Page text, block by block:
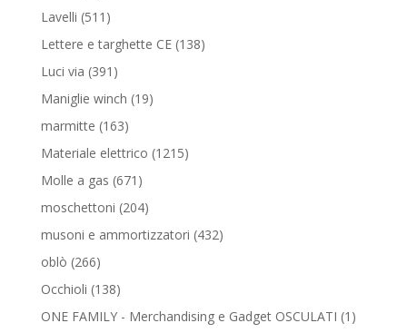
prodotti
Lavelli 511 511
prodotti
Lettere e targhette CE 138138
Luci via 391 391
prodotti
Maniglie winch 1919
marmitte 163163
prodotti
Materiale elettrico 12151215
Molle a gas 671 671
prodotti
moschettoni 204204
prodotti
musoni e ammortizzatori 432432
oblò 266266
prodotti
Occhioli 138138
prodotti
ONE FAMILY - Merchandising e Gadget OSCULATI 1 1